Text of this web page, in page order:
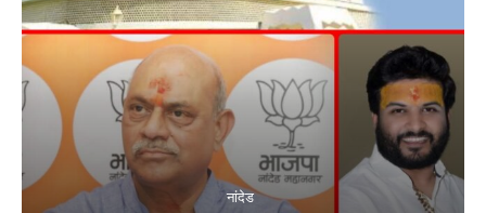
नांदेड